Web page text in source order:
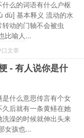
么的词语有什么户枢
dù] 基本释义 流动的水
动的门轴不会被虫
比喻人...
口文章
- 有人说你是什
什么意思传言有个女
后就有一条黄鳝在她
洗澡的时候就伸出头来
女孩也...